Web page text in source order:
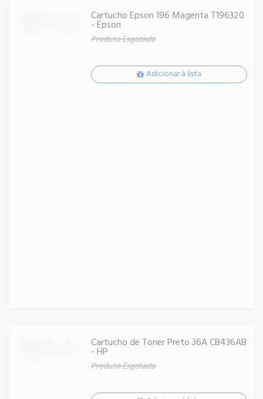
Cartucho Epson 196 Magenta T196320
- Epson
Produto Esgotado
Adicionar à lista
Cartucho de Toner Preto 36A CB436AB
- HP
Produto Esgotado